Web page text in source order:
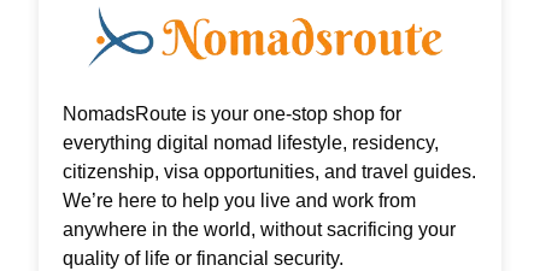
NomadsRoute is your one-stop shop for
everything digital nomad lifestyle, residency,
citizenship, visa opportunities, and travel guides.
We’re here to help you live and work from
anywhere in the world, without sacrificing your
quality of life or financial security.